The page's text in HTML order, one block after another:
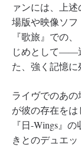
ァンには、上
場版や映像ソフ
『歌旅』での
じめとして――
た、強く記憶に
ライヴでのあ
が彼の存在を
『日-Wings』の
きとのデュエッ